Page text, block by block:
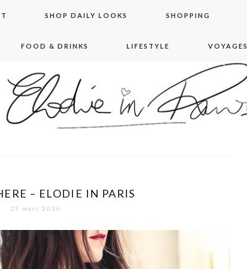
SHOP DAILY LOOKS SHOPPING
FOOD & DRINKS LIFESTYLE VOYAGES
in paris
– ELODIE IN PARIS
25 mars 2016